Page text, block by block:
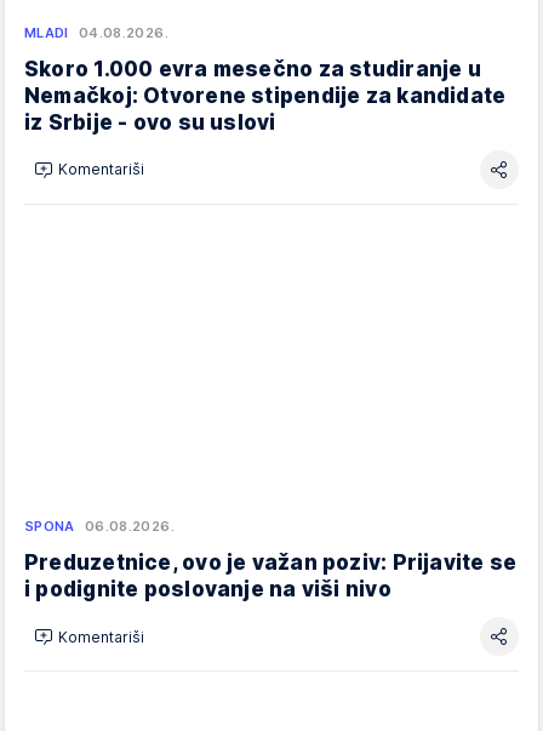
MLADI 04.08.2026.
Skoro 1.000 evra mesečno za studiranje u
Nemačkoj: Otvorene stipendije za kandidate
iz Srbije - ovo su uslovi
Komentariši
SPONA 06.08.2026.
Preduzetnice, ovo je važan poziv: Prijavite se
i podignite poslovanje na viši nivo
Komentariši